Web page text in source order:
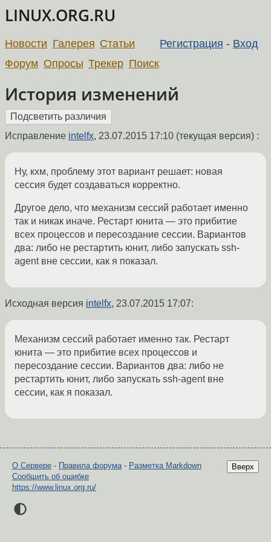
LINUX.ORG.RU
Регистрация - Вход
Новости Галерея Статьи
Форум Опросы Трекер Поиск
История изменений
Исправление intelfx, 23.07.2015 17:10 (текущая версия) :
Ну, кхм, проблему этот вариант решает: новая
сессия будет создаваться корректно.
Другое дело, что механизм сессий работает именно
так и никак иначе. Рестарт юнита — это прибитие
всех процессов и пересоздание сессии. Вариантов
два: либо не рестартить юнит, либо запускать ssh-
agent вне сессии, как я показал.
Исходная версия intelfx, 23.07.2015 17:07:
Механизм сессий работает именно так. Рестарт
юнита — это прибитие всех процессов и
пересоздание сессии. Вариантов два: либо не
рестартить юнит, либо запускать ssh-agent вне
сессии, как я показал.
Вверх
О Сервере - Правила форума- Разметка Markdown
Сообщить об ошибке
https://www.linux.org.ru/